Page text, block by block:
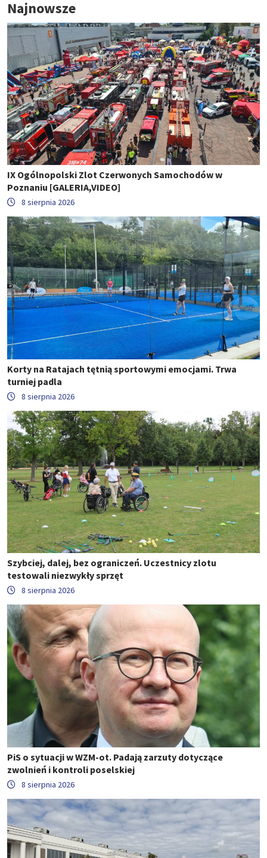
Najnowsze
IX Ogólnopolski Zlot Czerwonych Samochodów w
Poznaniu [GALERIA,VIDEO]
8 sierpnia 2026
Korty na Ratajach tętnią sportowymi emocjami. Trwa
turniej padla
8 sierpnia 2026
Szybciej, dalej, bez ograniczeń. Uczestnicy zlotu
testowali niezwykły sprzęt
8 sierpnia 2026
PiS o sytuacji w WZM-ot. Padają zarzuty dotyczące
zwolnień i kontroli poselskiej
8 sierpnia 2026